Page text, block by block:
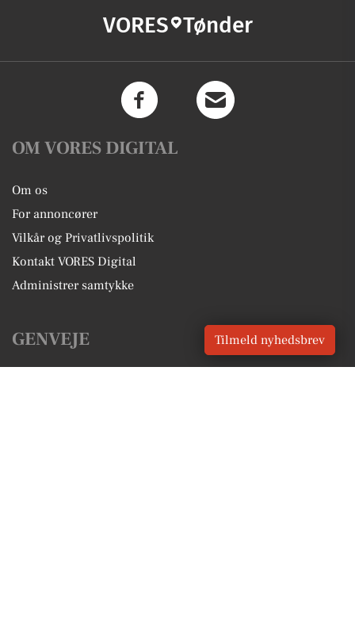
VORES Tønder
OM VORES DIGITAL
Om os
For annoncører
Vilkår og Privatlivspolitik
Kontakt VORES Digital
Administrer samtykke
GENVEJE Tilmeld nyhedsbrev